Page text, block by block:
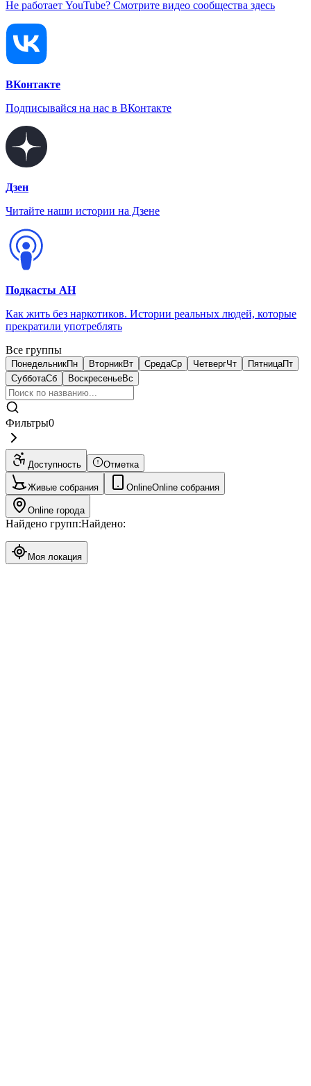
Не работает YouTube? Смотрите видео сообщества здесь
ВКонтакте
Подписывайся на нас в ВКонтакте
Дзен
Читайте наши истории на Дзене
Подкасты АН
Как жить без наркотиков. Истории реальных людей, которые
прекратили употреблять
Все группы
ПонедельникПн ВторникВт СредаСр ЧетвергЧт ПятницаПт
СубботаСб ВоскресеньеВс
Фильтры0
Доступность Отметка
Живые собрания OnlineOnline собрания
Online города
Найдено групп:Найдено:
Моя локация